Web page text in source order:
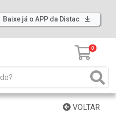
Baixe já o APP da Distac
0
VOLTAR